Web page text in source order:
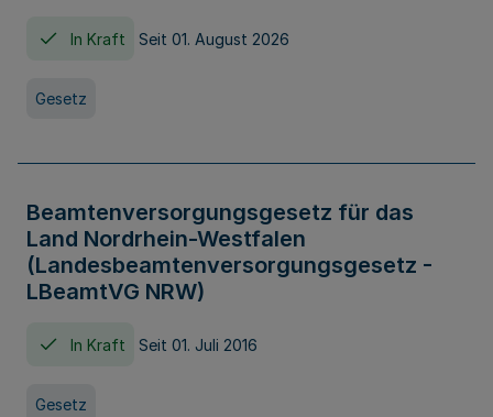
In Kraft Seit 01. August 2026
Gesetz
Beamtenversorgungsgesetz für das
Land Nordrhein-Westfalen
(Landesbeamtenversorgungsgesetz -
LBeamtVG NRW)
In Kraft Seit 01. Juli 2016
Gesetz